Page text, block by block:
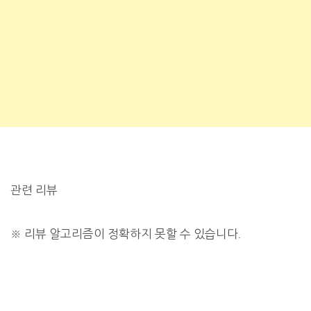
관련 리뷰
※ 리뷰 알고리즘이 정확하지 못할 수 있습니다.